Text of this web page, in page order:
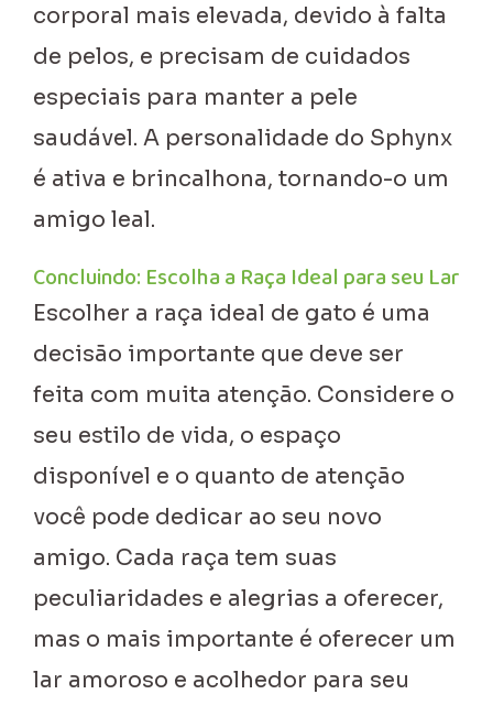
corporal mais elevada, devido à falta
de pelos, e precisam de cuidados
especiais para manter a pele
saudável. A personalidade do Sphynx
é ativa e brincalhona, tornando-o um
amigo leal.
Concluindo: Escolha a Raça Ideal para seu Lar
Escolher a raça ideal de gato é uma
decisão importante que deve ser
feita com muita atenção. Considere o
seu estilo de vida, o espaço
disponível e o quanto de atenção
você pode dedicar ao seu novo
amigo. Cada raça tem suas
peculiaridades e alegrias a oferecer,
mas o mais importante é oferecer um
lar amoroso e acolhedor para seu